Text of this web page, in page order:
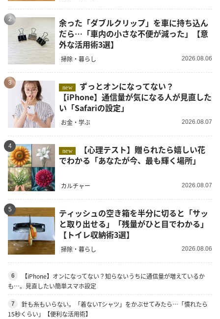
2
余った「ダブルクリップ」を車に持ち込ん
だら…「車内の小さな不便が減った」【意
外な活用術3選】
掃除・暮らし 2026.08.06
3
new
【iPhone】通信量が気になる人が見直した
い「Safariの設定」
お金・学ぶ 2026.08.07
4
new
でわかる「あなたが今、最も輝く場所」
カルチャー 2026.08.07
5
ティッシュの空き箱を半分に切ると「サッ
と取り出せる」「残量がひと目でわかる」
【トイレ収納術3選】
掃除・暮らし 2026.08.06
6
【iPhone】オンになってない？知らないうちに通信量が増えているか
も…。見直したい簡単スマホ設定
7
針も糸もいらない。「着ないTシャツ」をかぶせてみたら…「慣れたら
15秒くらい」【便利な活用術】